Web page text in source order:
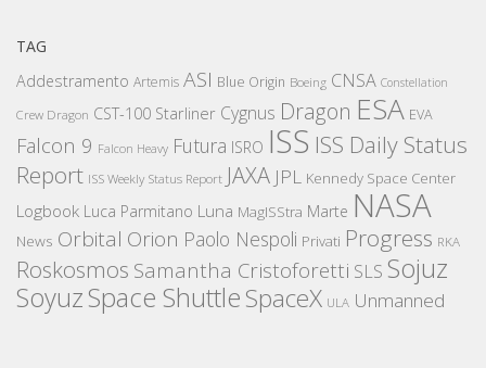
TAG
Addestramento Artemis ASI Blue Origin Boeing CNSA Constellation
Crew Dragon CST-100 Starliner Cygnus Dragon ESA EVA
Falcon 9 Falcon Heavy Futura ISRO ISS ISS Daily Status
Report ISS Weekly Status Report JAXA JPL Kennedy Space Center
Logbook Luca Parmitano Luna MagISStra Marte NASA
News Orbital Orion Paolo Nespoli Privati Progress RKA
Roskosmos Samantha Cristoforetti SLS Sojuz
SoyuzSpace ShuttleSpaceX ULA Unmanned